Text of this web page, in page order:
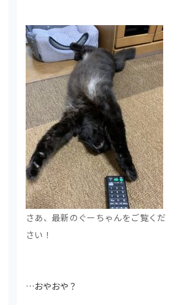
さあ、最新のぐーちゃんをご覧くだ
さい！
…おやおや？